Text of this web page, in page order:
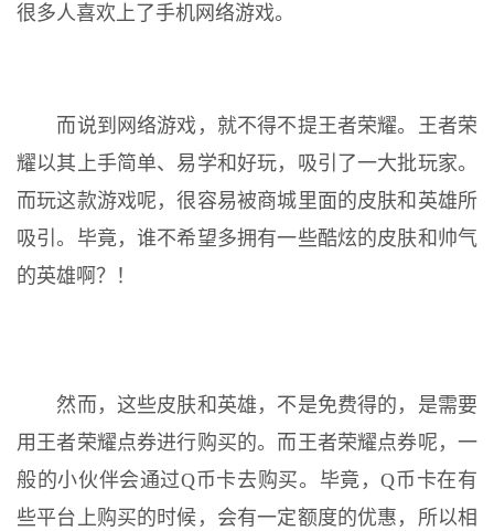
很多人喜欢上了手机网络游戏。
而说到网络游戏，就不得不提王者荣耀。王者荣
耀以其上手简单、易学和好玩，吸引了一大批玩家。
而玩这款游戏呢，很容易被商城里面的皮肤和英雄所
吸引。毕竟，谁不希望多拥有一些酷炫的皮肤和帅气
的英雄啊？！
然而，这些皮肤和英雄，不是免费得的，是需要
用王者荣耀点券进行购买的。而王者荣耀点券呢，一
般的小伙伴会通过Q币卡去购买。毕竟，Q币卡在有
些平台上购买的时候，会有一定额度的优惠，所以相